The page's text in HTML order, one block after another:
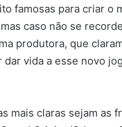
famosas para criar o
caso não se
produtora, que
dar vida a esse novo
mais claras sejam as